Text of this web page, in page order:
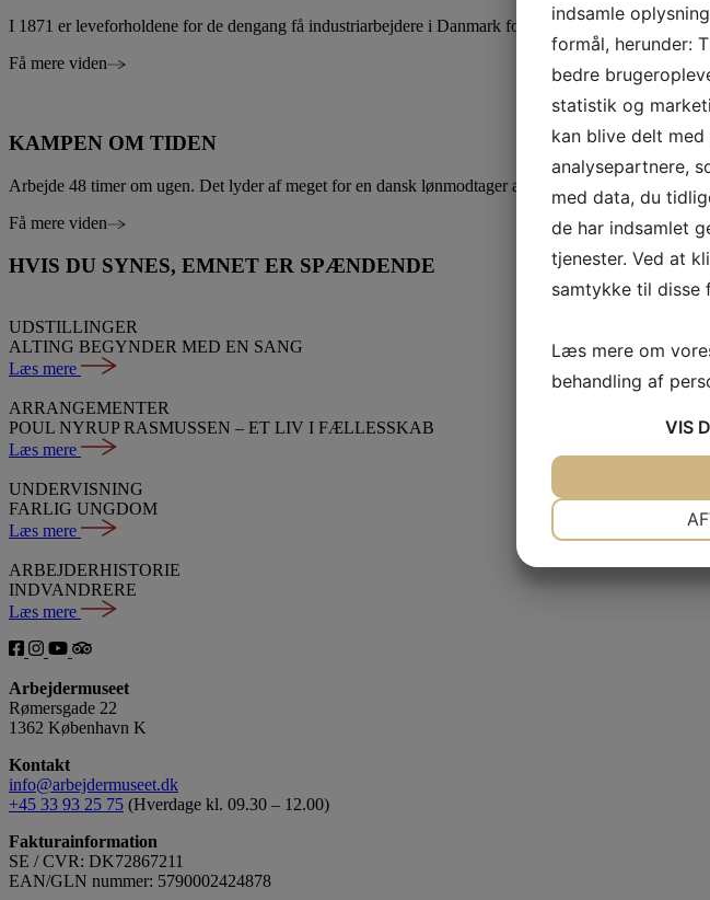
I 1871 er leveforholdene for de dengang få industriarbejdere i Danmark forfærdende. Men da
Få mere viden
KAMPEN OM TIDEN
Arbejde 48 timer om ugen. Det lyder af meget for en dansk lønmodtager anno 2019. Men 100 år
Få mere viden
HVIS DU SYNES, EMNET ER SPÆNDENDE
UDSTILLINGER
ALTING BEGYNDER MED EN SANG
Læs mere
ARRANGEMENTER
POUL NYRUP RASMUSSEN – ET LIV I FÆLLESSKAB
Læs mere
UNDERVISNING
FARLIG UNGDOM
Læs mere
ARBEJDERHISTORIE
INDVANDRERE
Læs mere
Arbejdermuseet
Rømersgade 22
1362 København K
Kontakt
info@arbejdermuseet.dk
+45 33 93 25 75 (Hverdage kl. 09.30 – 12.00)
Fakturainformation
SE / CVR: DK72867211
EAN/GLN nummer: 5790002424878
indsamle
formål, herunder:
bedre
statistik og
kan blive delt
analysepartnere,
med data, du
de har indsamlet
tjenester. Ved at
samtykke til disse
Læs mere om
behandling af
VIS